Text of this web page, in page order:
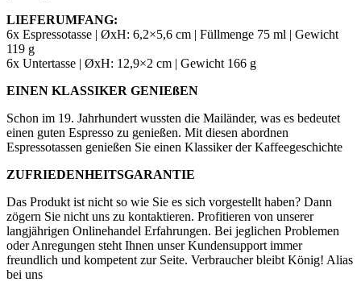
LIEFERUMFANG:
6x Espressotasse | ØxH: 6,2×5,6 cm | Füllmenge 75 ml | Gewicht
119 g
6x Untertasse | ØxH: 12,9×2 cm | Gewicht 166 g
EINEN KLASSIKER GENIEßEN
Schon im 19. Jahrhundert wussten die Mailänder, was es bedeutet
einen guten Espresso zu genießen. Mit diesen abordnen
Espressotassen genießen Sie einen Klassiker der Kaffeegeschichte
ZUFRIEDENHEITSGARANTIE
Das Produkt ist nicht so wie Sie es sich vorgestellt haben? Dann
zögern Sie nicht uns zu kontaktieren. Profitieren von unserer
langjährigen Onlinehandel Erfahrungen. Bei jeglichen Problemen
oder Anregungen steht Ihnen unser Kundensupport immer
freundlich und kompetent zur Seite. Verbraucher bleibt König! Alias
bei uns